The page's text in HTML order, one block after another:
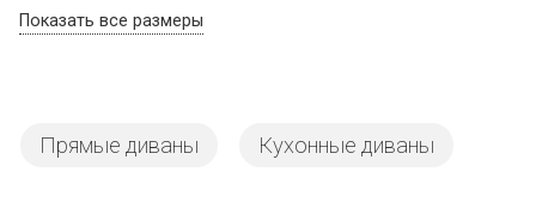
Показать все размеры
Прямые диваны Кухонные диваны